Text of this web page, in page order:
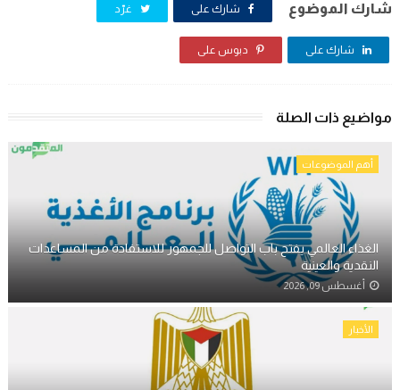
شارك الموضوع شارك على غرّد
شارك على دبوس على
مواضيع ذات الصلة
أهم الموضوعات
الغذاء العالمي يفتح باب التواصل للجمهور للاستفادة من المساعدات
النقدية والعينية
أغسطس 09, 2026
الأخبار